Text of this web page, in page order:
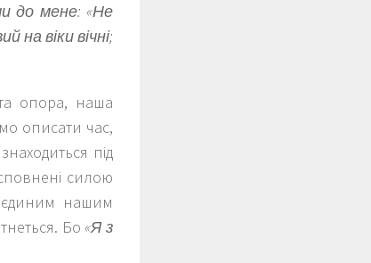
до мене: «Не
на віки вічні;
опора, наша
описати час,
під
силою
єдиним нашим
Бо«Я з